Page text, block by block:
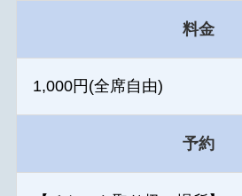
料金
1,000円(全席自由)
予約